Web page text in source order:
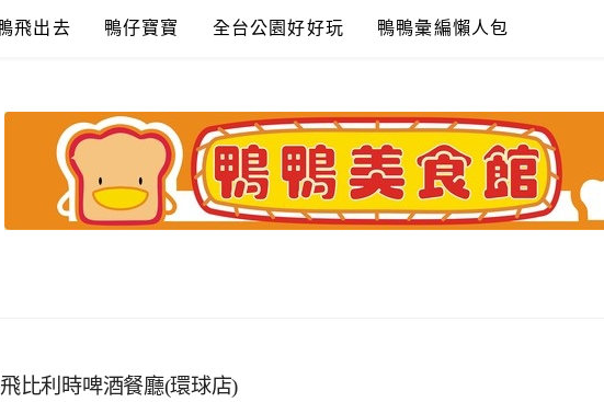
飛出去 鴨仔寶寶 全台公園好好玩 鴨鴨彙編懶人包
比利時啤酒餐廳(環球店)